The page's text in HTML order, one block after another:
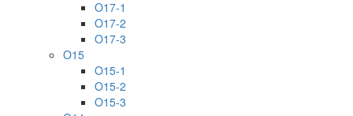
O17-1
O17-2
O17-3
O15
O15-1
O15-2
O15-3